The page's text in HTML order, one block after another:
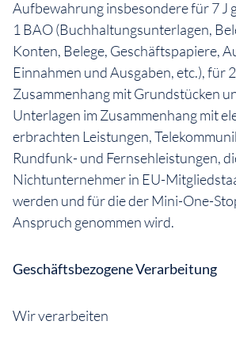
Aufbewahrung insbesondere für 7 J
1 BAO (Buchhaltungsunterlagen,
Konten, Belege, Geschäftspapiere,
Einnahmen und Ausgaben, etc.), für
Zusammenhang mit Grundstücken
Unterlagen im Zusammenhang mit
erbrachten Leistungen,
Rundfunk- und Fernsehleistungen,
Nichtunternehmer in EU-
werden und für die der Mini-One-
Anspruch genommen wird.
Geschäftsbezogene Verarbeitung
Wir verarbeiten